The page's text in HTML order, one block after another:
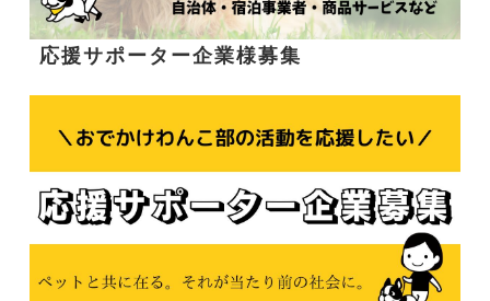
応援サポーター企業様募集